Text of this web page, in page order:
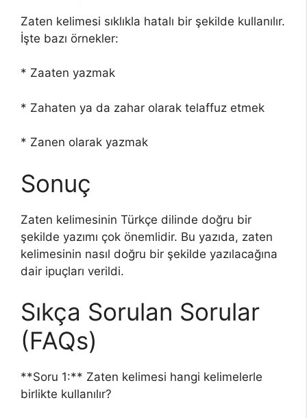
Zaten kelimesi sıklıkla hatalı bir şekilde kullanılır.
İşte bazı örnekler:
* Zaaten yazmak
* Zahaten ya da zahar olarak telaffuz etmek
* Zanen olarak yazmak
Sonuç
Zaten kelimesinin Türkçe dilinde doğru bir
şekilde yazımı çok önemlidir. Bu yazıda, zaten
kelimesinin nasıl doğru bir şekilde yazılacağına
dair ipuçları verildi.
Sıkça Sorulan Sorular
(FAQs)
**Soru 1:** Zaten kelimesi hangi kelimelerle
birlikte kullanılır?